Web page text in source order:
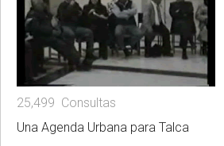
25,499 Consultas
Una Agenda Urbana para Talca